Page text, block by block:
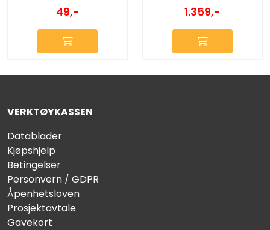
49,- 1.359,-
VERKTØYKASSEN
Datablader
Kjøpshjelp
Betingelser
Personvern / GDPR
Åpenhetsloven
Prosjektavtale
Gavekort